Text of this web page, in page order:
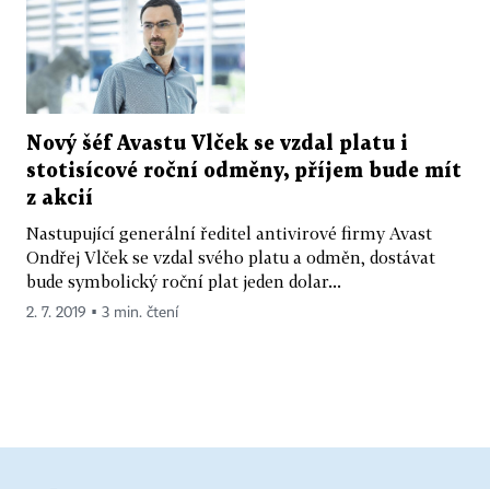
Nový šéf Avastu Vlček se vzdal platu i
stotisícové roční odměny, příjem bude mít
z akcií
Nastupující generální ředitel antivirové firmy Avast
Ondřej Vlček se vzdal svého platu a odměn, dostávat
bude symbolický roční plat jeden dolar...
2. 7. 2019 ▪ 3 min. čtení